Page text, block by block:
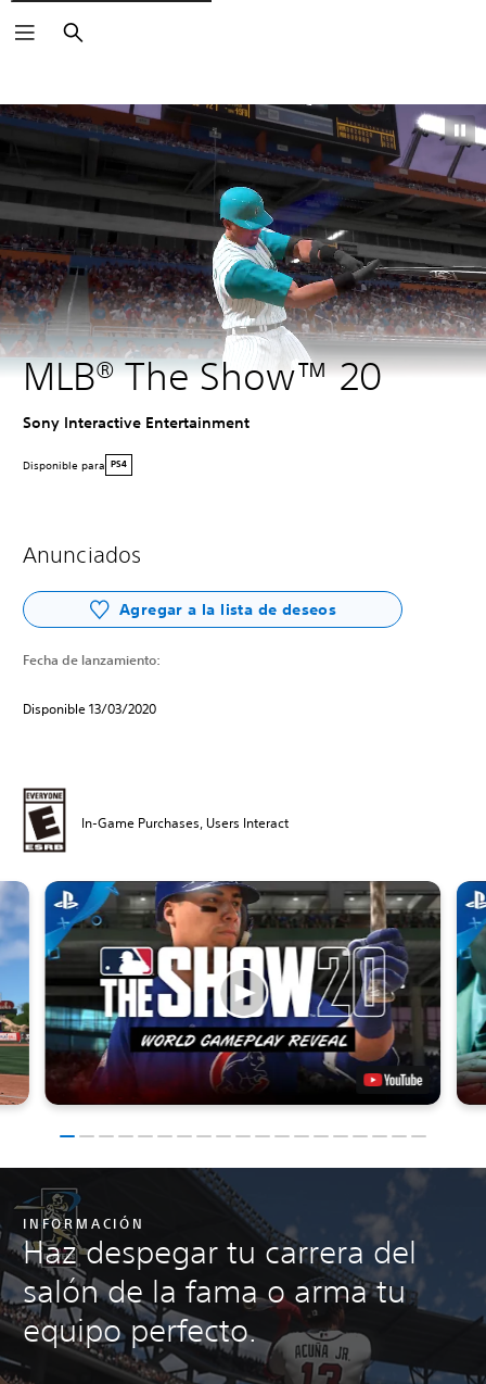
Buscar
MLB® The Show™ 20
Sony Interactive Entertainment
Disponible para PS4
Anunciados
Agregar a la lista de deseos
Fecha de lanzamiento:
Disponible 13/03/2020
In-Game Purchases, Users Interact
INFORMACIÓN
Haz despegar tu carrera del
salón de la fama o arma tu
equipo perfecto.